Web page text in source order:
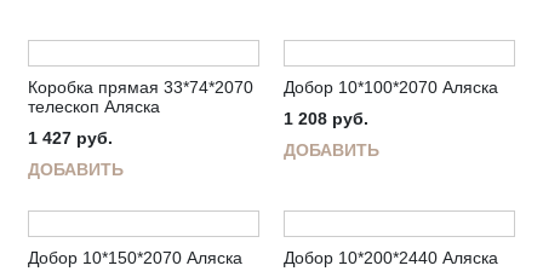
Коробка прямая 33*74*2070
телескоп Аляска
1 427 руб.
ДОБАВИТЬ
Добор 10*100*2070 Аляска
1 208 руб.
ДОБАВИТЬ
Добор 10*150*2070 Аляска
Добор 10*200*2440 Аляска